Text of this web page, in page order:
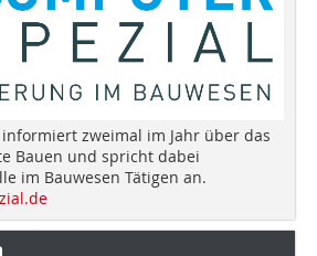
informiert zweimal im Jahr über das
Bauen und spricht dabei
im Bauwesen Tätigen an.